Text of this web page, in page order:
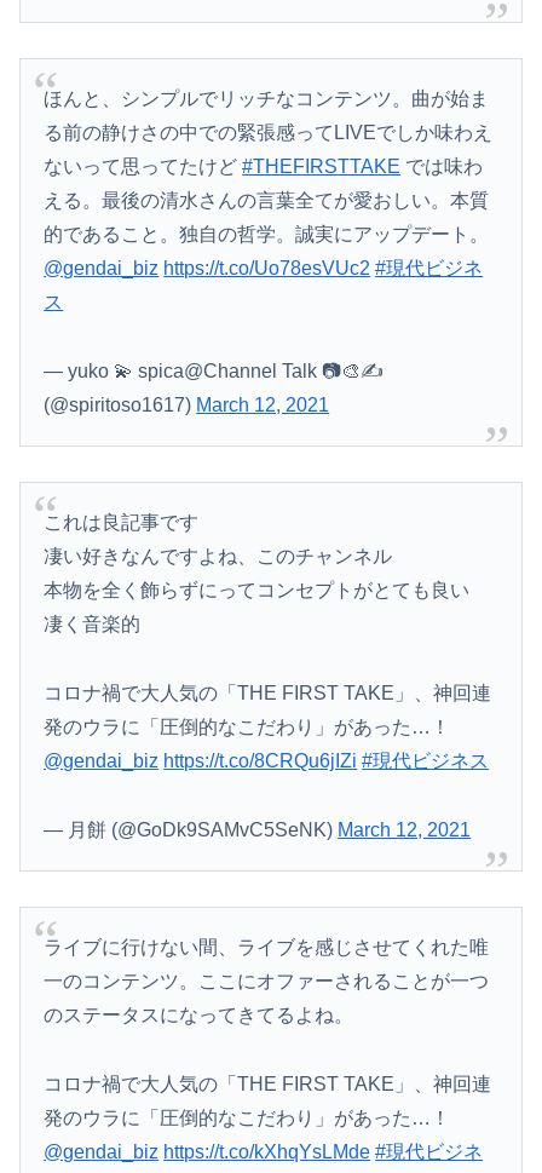
ほんと、シンプルでリッチなコンテンツ。曲が始ま
る前の静けさの中での緊張感ってLIVEでしか味わえ
ないって思ってたけど#THEFIRSTTAKE では味わ
える。最後の清水さんの言葉全てが愛おしい。本質
的であること。独自の哲学。誠実にアップデート。
@gendai_biz https://t.co/Uo78esVUc2 #現代ビジネ
ス
— yuko 💫 spica@Channel Talk 📷🎨✍️
(@spiritoso1617) March 12, 2021
これは良記事です
凄い好きなんですよね、このチャンネル
本物を全く飾らずにってコンセプトがとても良い
凄く音楽的
コロナ禍で大人気の「THE FIRST TAKE」、神回連
発のウラに「圧倒的なこだわり」があった…！
@gendai_biz https://t.co/8CRQu6jIZi #現代ビジネス
— 月餅 (@GoDk9SAMvC5SeNK) March 12, 2021
ライブに行けない間、ライブを感じさせてくれた唯
一のコンテンツ。ここにオファーされることが一つ
のステータスになってきてるよね。
コロナ禍で大人気の「THE FIRST TAKE」、神回連
発のウラに「圧倒的なこだわり」があった…！
@gendai_biz https://t.co/kXhqYsLMde #現代ビジネ